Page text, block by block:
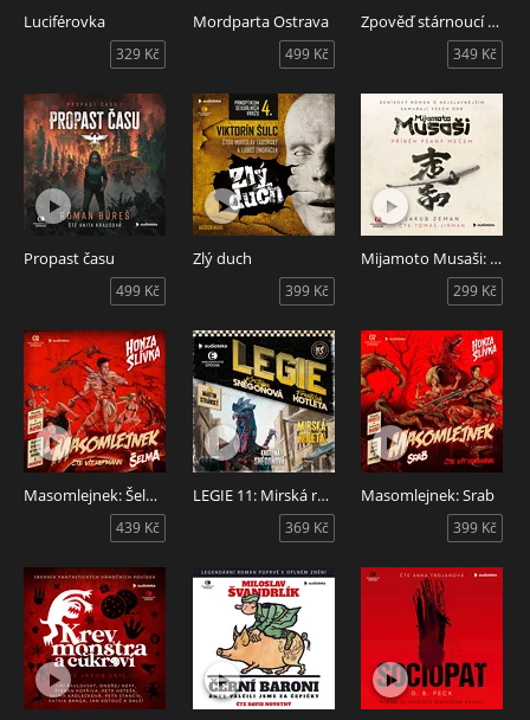
Luciférovka
329 Kč
Mordparta Ostrava
499 Kč
Zpověď stárnoucí trosky, která má psa
349 Kč
Propast času
499 Kč
Zlý duch
399 Kč
Mijamoto Musaši: Příběh psaný mečem
299 Kč
Masomlejnek: Šelma
439 Kč
LEGIE 11: Mirská ruleta
369 Kč
Masomlejnek: Srab
399 Kč